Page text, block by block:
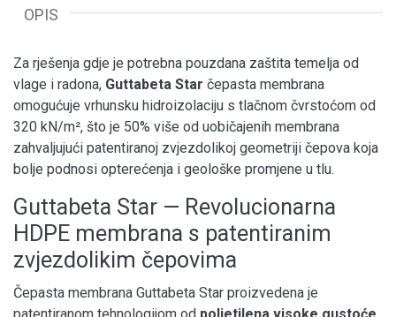
OPIS
Za rješenja gdje je potrebna pouzdana zaštita temelja od
vlage i radona, Guttabeta Star čepasta membrana
omogućuje vrhunsku hidroizolaciju s tlačnom čvrstoćom od
320 kN/m², što je 50% više od uobičajenih membrana
zahvaljujući patentiranoj zvjezdolikoj geometriji čepova koja
bolje podnosi opterećenja i geološke promjene u tlu.
Guttabeta Star — Revolucionarna
HDPE membrana s patentiranim
zvjezdolikim čepovima
Čepasta membrana Guttabeta Star proizvedena je
patentiranom tehnologijom od polietilena visoke gustoće